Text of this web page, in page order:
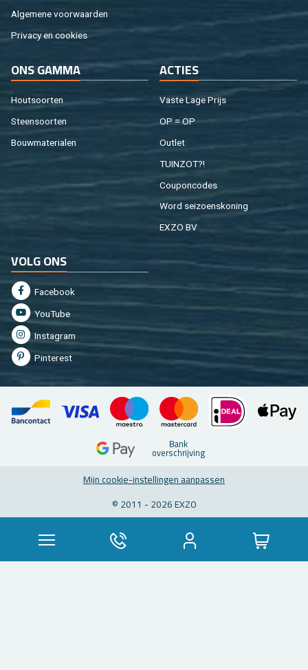
Al­ge­me­ne voor­waar­den
Pri­va­cy en coo­kies
ONS GAMMA
Hout­soor­ten
Steen­soor­ten
Bouw­ma­te­ri­a­len
AC­TIES
Vaste Lage Prijs
OP = OP
Out­let
TUIN­ZOT?!
Cou­pon­co­des
Word sei­zoens­ko­ning
EXZO BV
VOLG ONS
Fa­cebook
You­Tu­be
In­st­agram
Pin­te­rest
Bank
over­schrij­ving
Mijn coo­kie-in­stel­lin­gen aan­pas­sen
© 2011 - 2026 EXZO